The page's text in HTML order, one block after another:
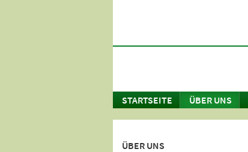
STARTSEITE ÜBER UNS
ÜBER UNS